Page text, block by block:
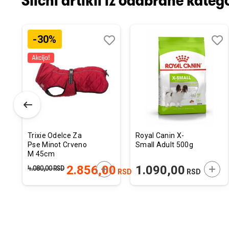
U KORPU
-30%
Trixie Odelce Za
Pse Minot Crveno
M 45cm
2.856,00 RSD
4.080,00RSD DODAJTE U KORPU
listu
želja
Royal Canin X-
Small Adult 500g
1.090,00 RSD